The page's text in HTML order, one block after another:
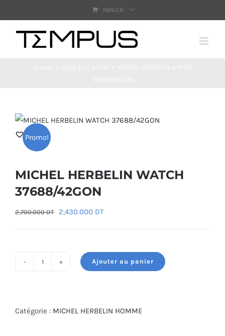
au
contenu
PANIER
Promo!
MICHEL HERBELIN WATCH
37688/42GON
2,700.000DT
Le
2,700.000 DT.
2,430.000 DTLe
est :
2,430.000 DT.
HERBELIN
Ajouter au panier
Catégorie : MICHEL HERBELIN HOMME